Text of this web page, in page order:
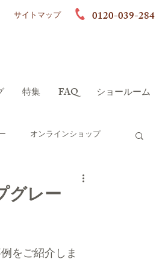
サイトマップ 0120-039-284
特集 FAQ ショールーム
オンラインショップ
グレー
をご紹介しま